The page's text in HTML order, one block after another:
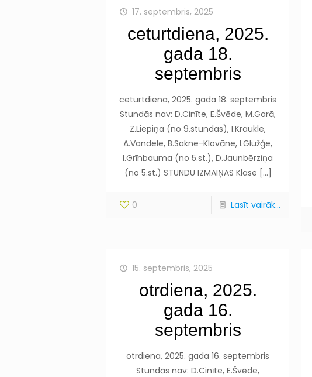
17. septembris, 2025
ceturtdiena, 2025.
gada 18.
septembris
ceturtdiena, 2025. gada 18. septembris
Stundās nav: D.Cinīte, E.Švēde, M.Garā,
Z.Liepiņa (no 9.stundas), I.Kraukle,
A.Vandele, B.Sakne-Klovāne, I.Glužģe,
I.Grīnbauma (no 5.st.), D.Jaunbērziņa
(no 5.st.) STUNDU IZMAIŅAS Klase […]
0 Lasīt vairāk...
15. septembris, 2025
otrdiena, 2025.
gada 16.
septembris
otrdiena, 2025. gada 16. septembris
Stundās nav: D.Cinīte, E.Švēde,